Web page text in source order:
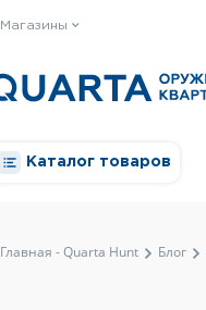
Магазины
Каталог товаров
Главная - Quarta Hunt Блог